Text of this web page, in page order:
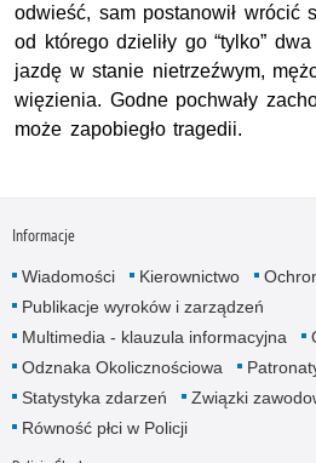
odwieść, sam postanowił wrócić
od którego dzieliły go “tylko”
jazdę w stanie nietrzeźwym,
więzienia. Godne pochwały
może zapobiegło tragedii.
Informacje
Wiadomości Kierownictwo
Publikacje wyroków i zarządzeń
Multimedia - klauzula informacyjna
Odznaka Okolicznościowa
Statystyka zdarzeń
Związki
Równość płci w Policji